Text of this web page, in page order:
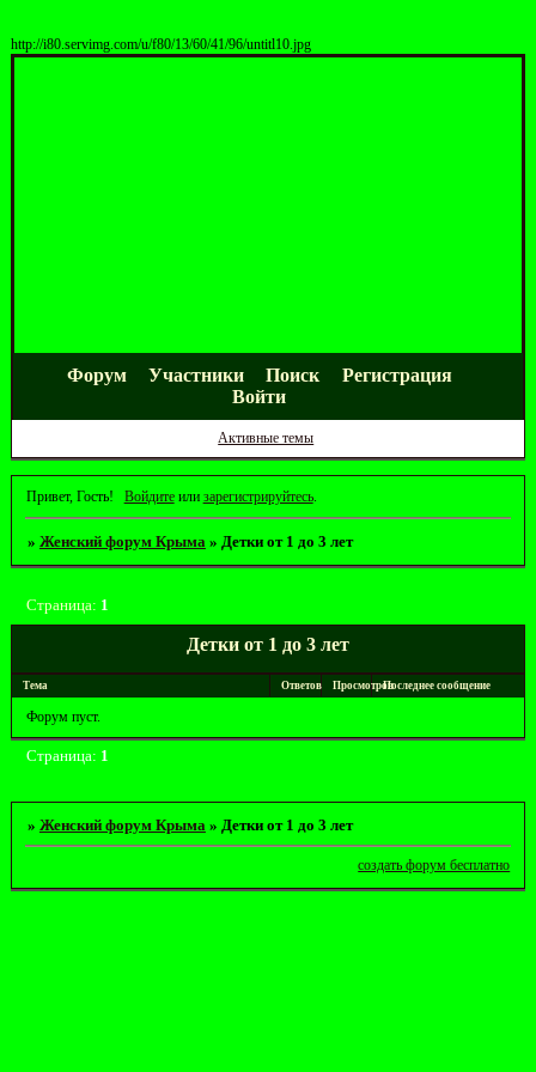
http://i80.servimg.com/u/f80/13/60/41/96/untitl10.jpg
Форум Участники Поиск
Регистрация
Войти
Активные темы
Привет, Гость! Войдитеили зарегистрируйтесь.
» Женский форум Крыма » Детки от 1 до 3 лет
Детки от 1 до 3 лет
Страница: 1
Тема Ответов ПросмотровПоследнее сообщение
Форум пуст.
Страница: 1
» Женский форум Крыма » Детки от 1 до 3 лет
создать форум бесплатно